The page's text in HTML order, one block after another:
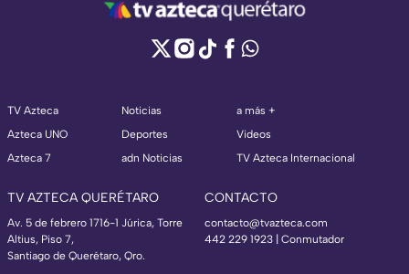
TV Azteca
Azteca UNO
Azteca 7
Noticias
Deportes
adn Noticias
a más +
Videos
TV Azteca Internacional
TV AZTECA QUERÉTARO
Av. 5 de febrero 1716-1 Júrica, Torre
Altius, Piso 7,
Santiago de Querétaro, Qro.
CONTACTO
contacto@tvazteca.com
442 229 1923 | Conmutador